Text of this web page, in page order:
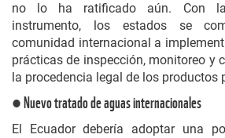
no lo ha ratificado aún. Con
instrumento, los estados se
comunidad internacional a
prácticas de inspección, monitoreo y
la procedencia legal de los productos
● Nuevo tratado de aguas internacionales
El Ecuador debería adoptar una